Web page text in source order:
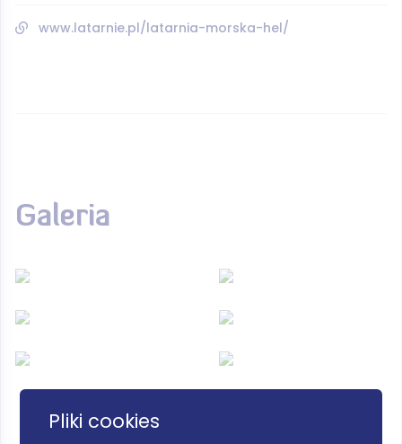
www.latarnie.pl/latarnia-morska-hel/
Galeria
Pliki cookies